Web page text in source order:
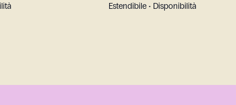
Estendibile • Disponibilità